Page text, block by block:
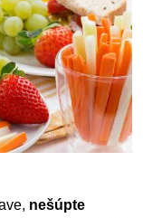
nešúpte